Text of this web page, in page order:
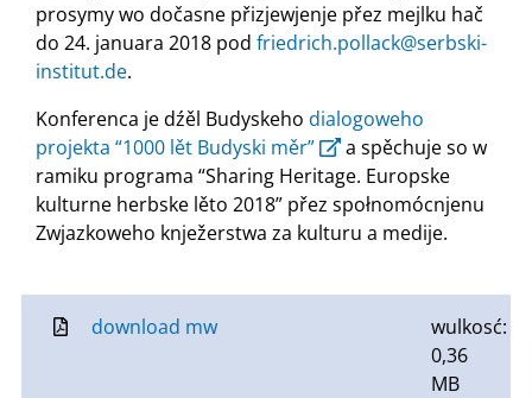
prosymy wo dočasne přizjewjenje přez mejlku hač
do 24. januara 2018 pod friedrich.pollack@serbski-
institut.de.
Konferenca je dźěl Budyskeho dialogoweho
projekta “1000 lět Budyski měr”
a spěchuje so w
ramiku programa “Sharing Heritage. Europske
kulturne herbske lěto 2018” přez społnomócnjenu
Zwjazkoweho knježerstwa za kulturu a medije.
download mw
wulkosć:
0,36
MB